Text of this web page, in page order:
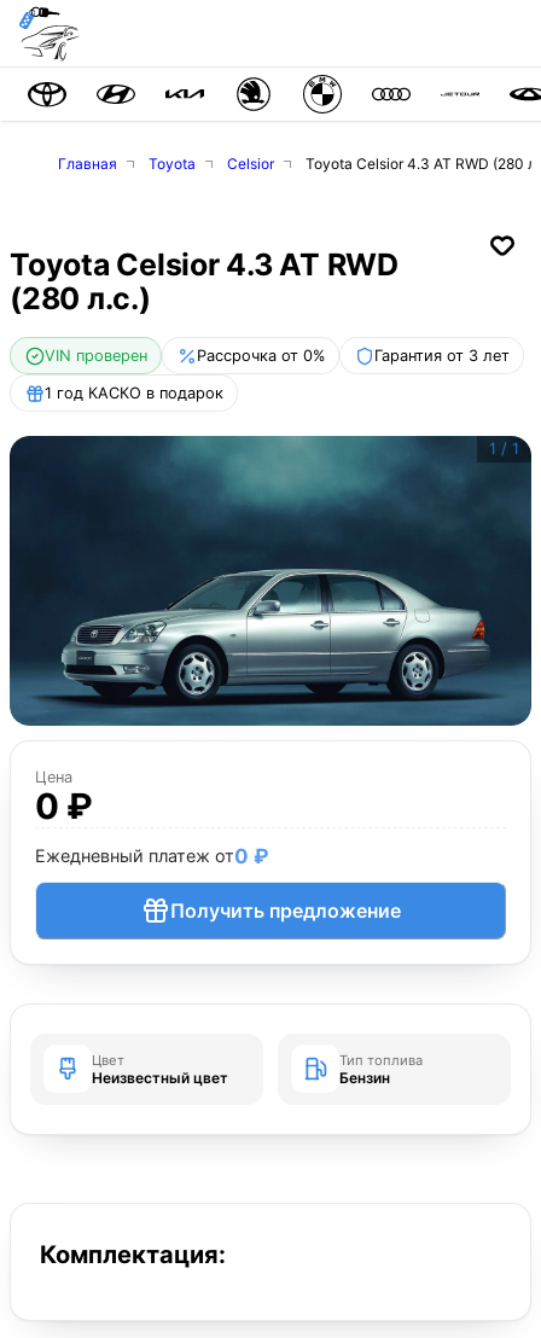
Главная Toyota Celsior Toyota Celsior 4.3 AT RWD (280
Toyota Celsior 4.3 AT RWD
(280 л.с.)
VIN проверен Рассрочка от 0% Гарантия от 3 лет
1 год КАСКО в подарок
1 / 1
Цена
0 ₽
Ежедневный платеж от0 ₽
Получить предложение
Цвет
Неизвестный цвет
Тип топлива
Бензин
Комплектация: